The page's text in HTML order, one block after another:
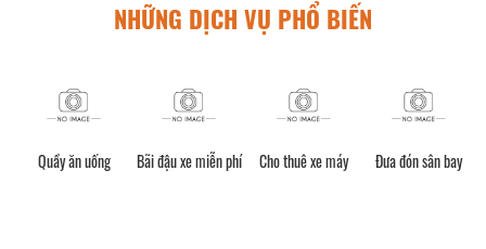
NHỮNG DỊCH VỤ PHỔ BIẾN
Quầy ăn uống Bãi đậu xe miễn phí Cho thuê xe máy Đưa đón sân bay